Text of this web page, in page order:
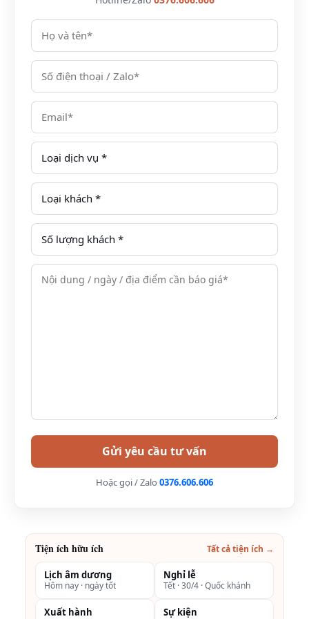
Với khoảng cách 140km, bạn sẽ mất khoảng 3 giờ
đồng hồ lái xe từ trung tâm thành phố Hà Nội để lên
đến Mai Châu.
Ô tô là phương tiện an toàn cho việc di chuyển khá xa
như vậy, mà bạn cũng có thêm đem theo nhiều hành
lý hơn để nghỉ dưỡng dài ngày.
Xe khách
Nếu không có phương tiện cá nhân mà lại ngại đi xe
máy đường dài thì xe khách là lựa chọn tuyệt vời.
Các tuyến xe chạy qua Mai Châu xuất phát từ bến xe
Mỹ Đình và bến xe Yên Nghĩa có rất nhiều khung giờ
khác nhau trong ngày, bạn chỉ cần chủ động đặt chỗ
trước để không bị lỡ kế hoạch.
Xe máy
Bình (5 sao) – ở đâu, có gì, giá bao nhiêu, kinh
nghiệm du lịch
Di chuyển tại Mai Châu Hideaway Resort
trường, không gây ra khói bụi và tiếng ồn.
Thong dong đạp xe cùng ngắm cảnh núi rừng và hít
thở không khí trong lành sẽ là một trải nghiệm tuyệt
vời. Dịch vụ cho thuê xe đạp ở đây luôn sẵn có với giá
cả phải chăng chỉ từ 30.000đ/xe/giờ hoặc thuê cả
Hoặc gọi / Zalo 0376.606.606
Tiện ích hữu ích Tất cả tiện ích →
Lịch âm dương
Hôm nay · ngày tốt
Nghỉ lễ
Tết · 30/4 · Quốc khánh
Xuất hành Sự kiện